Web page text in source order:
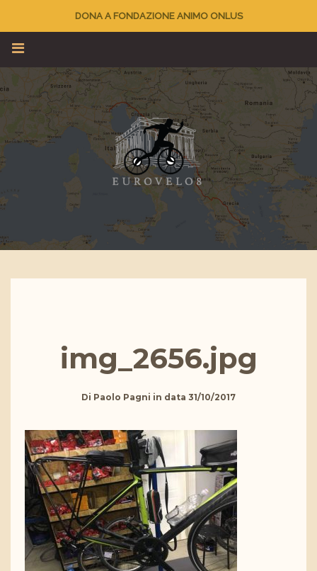
DONA A FONDAZIONE ANIMO ONLUS
img_2656.jpg
Di Paolo Pagni in data 31/10/2017